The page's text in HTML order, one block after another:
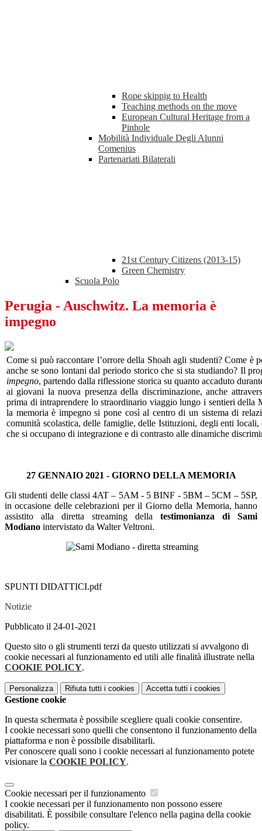
Rope skippig to Health
Teaching methods on the move
European Cultural Heritage from a
Pinhole
Mobilità Individuale Degli Alunni
Comenius
Partenariati Bilaterali
21st Century Citizens (2013-15)
Green Chemistry
Scuola Polo
Perugia - Auschwitz. La memoria è
impegno
Come si può raccontare l’orrore della Shoah agli studenti? Come è
anche se sono lontani dal periodo storico che si sta studiando? Il
impegno, partendo dalla riflessione storica su quanto accaduto
ai giovani la nuova presenza della discriminazione, anche
prima di intraprendere lo straordinario viaggio lungo i sentieri della
la memoria è impegnosi pone così al centro di un sistema di
comunità scolastica, delle famiglie, delle Istituzioni, degli enti
che si occupano di integrazione e di contrasto alle dinamiche
27 GENNAIO 2021 - GIORNO DELLA MEMORIA
Gli studenti delle classi 4AT – 5AM - 5 BINF - 5BM – 5CM – 5SP,
in occasione delle celebrazioni per il Giorno della Memoria, hanno
assistito alla diretta streaming della testimonianza di Sami
Modiano intervistato da Walter Veltroni.
SPUNTI DIDATTICI.pdf
Notizie
Pubblicato il 24-01-2021
Questo sito o gli strumenti terzi da questo utilizzati si avvalgono di
cookie necessari al funzionamento ed utili alle finalità illustrate nella
COOKIE POLICY.
Personalizza Rifiuta tutti i cookies Accetta tutti i cookies
Gestione cookie
In questa schermata è possibile scegliere quali cookie consentire.
I cookie necessari sono quelli che consentono il funzionamento della
piattaforma e non è possibile disabilitarli.
Per conoscere quali sono i cookie necessari al funzionamento potete
visionare la COOKIE POLICY.
Cookie necessari per il funzionamento
I cookie necessari per il funzionamento non possono essere
disabilitati. È possibile consultare l'elenco nella pagina della cookie
policy.